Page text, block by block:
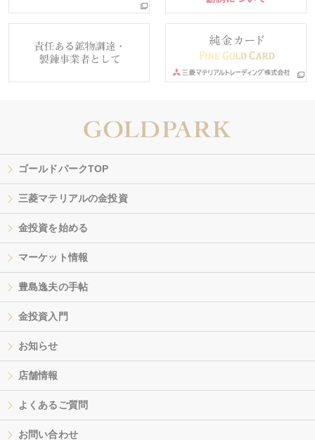
ゴールドパークTOP
三菱マテリアルの金投資
金投資を始める
マーケット情報
豊島逸夫の手帖
金投資入門
お知らせ
店舗情報
よくあるご質問
お問い合わせ